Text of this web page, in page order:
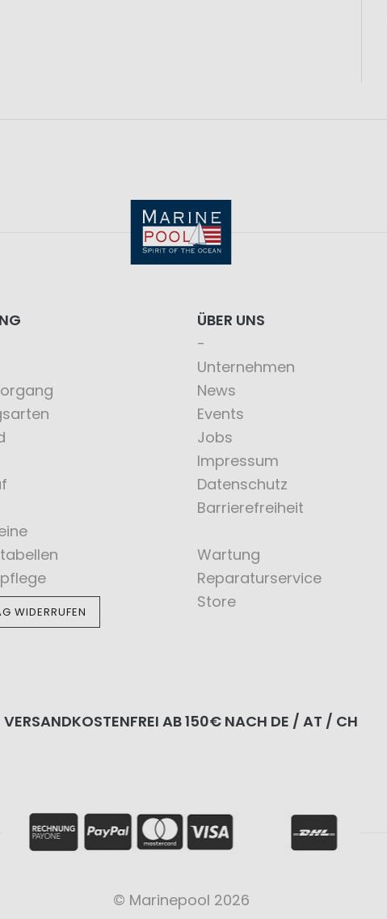
WIDERRUFEN
ÜBER UNS
Unternehmen
News
Events
Jobs
Impressum
Datenschutz
Barrierefreiheit
Wartung
Reparaturservice
Store
VERSANDKOSTENFREI AB 150€ NACH DE / AT / CH
© Marinepool 2026